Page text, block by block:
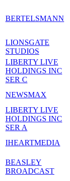
BERTELSMANN
LIONSGATE
STUDIOS
LIBERTY LIVE
HOLDINGS INC
SER C
NEWSMAX
LIBERTY LIVE
HOLDINGS INC
SER A
IHEARTMEDIA
BEASLEY
BROADCAST